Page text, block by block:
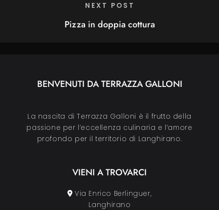
NEXT POST
Pizza in doppia cottura
BENVENUTI DA TERRAZZA GALLONI
La nascita di Terrazza Galloni è il frutto della
passione per l’eccellenza culinaria e l’amore
profondo per il territorio di Langhirano.
VIENI A TROVARCI
Via Enrico Berlinguer,
Langhirano